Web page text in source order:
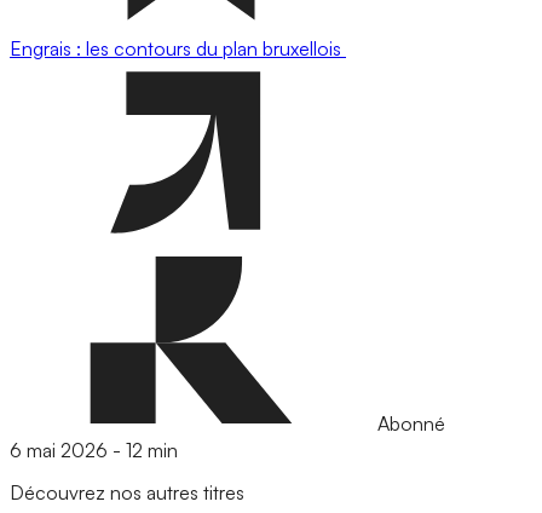
Engrais : les contours du plan bruxellois
Abonné
6 mai 2026 - 12 min
Découvrez nos autres titres